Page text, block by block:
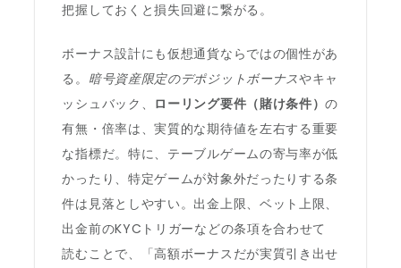
把握しておくと損失回避に繋がる。
ボーナス設計にも仮想通貨ならではの個性があ
る。 暗号資産限定のデポジットボーナスやキャ
ッシュバック、 ローリング要件（賭け条件）の
有無・倍率は、実質的な期待値を左右する重要
な指標だ。特に、テーブルゲームの寄与率が低
かったり、特定ゲームが対象外だったりする条
件は見落としやすい。出金上限、ベット上限、
出金前のKYCトリガーなどの条項を合わせて
読むことで、「高額ボーナスだが実質引き出せ